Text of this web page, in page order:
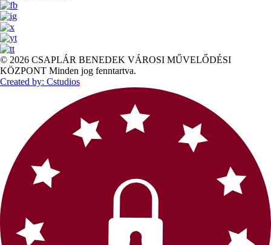
© 2026 CSAPLÁR BENEDEK VÁROSI MŰVELŐDÉSI
KÖZPONT Minden jog fenntartva.
Created by: Cstudios